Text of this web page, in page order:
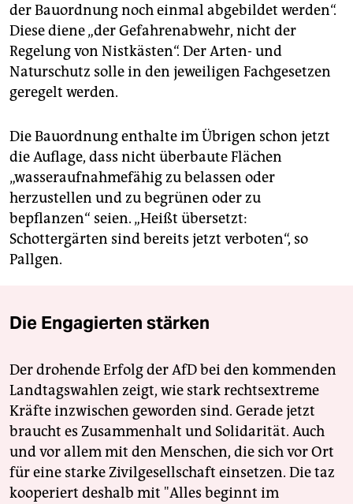
der Bauordnung noch einmal abgebildet werden“.
Diese diene „der Gefahrenabwehr, nicht der
Regelung von Nistkästen“. Der Arten- und
Naturschutz solle in den jeweiligen Fachgesetzen
geregelt werden.
Die Bauordnung enthalte im Übrigen schon jetzt
die Auflage, dass nicht überbaute Flächen
„wasseraufnahmefähig zu belassen oder
herzustellen und zu begrünen oder zu
bepflanzen“ seien. „Heißt übersetzt:
Schottergärten sind bereits jetzt verboten“, so
Pallgen.
Die Engagierten stärken
Der drohende Erfolg der AfD bei den kommenden
Landtagswahlen zeigt, wie stark rechtsextreme
Kräfte inzwischen geworden sind. Gerade jetzt
braucht es Zusammenhalt und Solidarität. Auch
und vor allem mit den Menschen, die sich vor Ort
für eine starke Zivilgesellschaft einsetzen. Die taz
kooperiert deshalb mit "Alles beginnt im